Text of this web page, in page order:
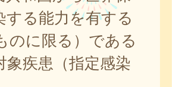
る能力を有する
のに限る）である
象疾患（指定感染